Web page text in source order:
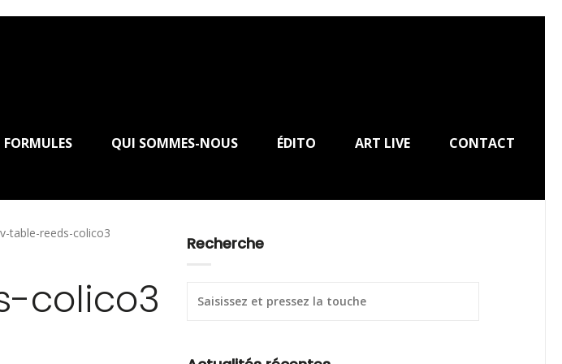
FORMULES QUI SOMMES-NOUS ÉDITO ART LIVE CONTACT
table-reeds-colico3
colico3
Recherche